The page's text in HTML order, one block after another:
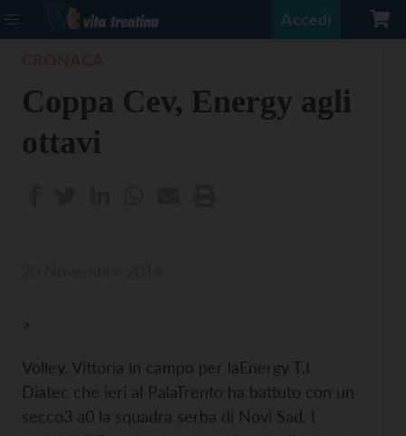
Accedi
Coppa Cev, Energy agli
ottavi
>
Volley. Vittoria in campo per laEnergy T.I
Diatec che ieri al PalaTrento ha battuto con un
secco3 a0 la squadra serba di Novi Sad. I